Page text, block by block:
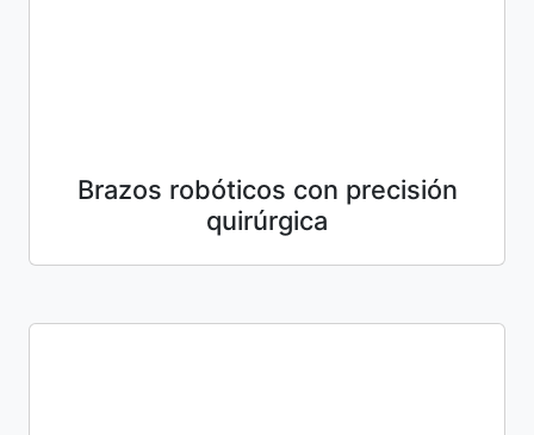
Brazos robóticos con precisión
quirúrgica